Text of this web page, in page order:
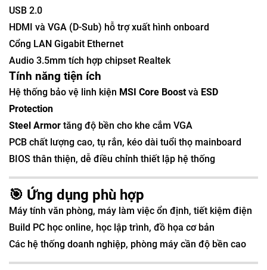
USB 2.0
HDMI và VGA (D-Sub) hỗ trợ xuất hình onboard
Cổng LAN Gigabit Ethernet
Audio 3.5mm tích hợp chipset Realtek
Tính năng tiện ích
Hệ thống bảo vệ linh kiện MSI Core Boostvà ESD
Protection
Steel Armor tăng độ bền cho khe cắm VGA
PCB chất lượng cao, tụ rắn, kéo dài tuổi thọ mainboard
BIOS thân thiện, dễ điều chỉnh thiết lập hệ thống
🎯 Ứng dụng phù hợp
Máy tính văn phòng, máy làm việc ổn định, tiết kiệm điện
Build PC học online, học lập trình, đồ họa cơ bản
Các hệ thống doanh nghiệp, phòng máy cần độ bền cao